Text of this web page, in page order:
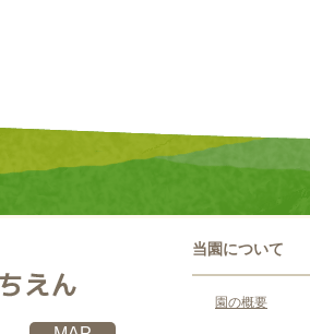
当園について
園の概要